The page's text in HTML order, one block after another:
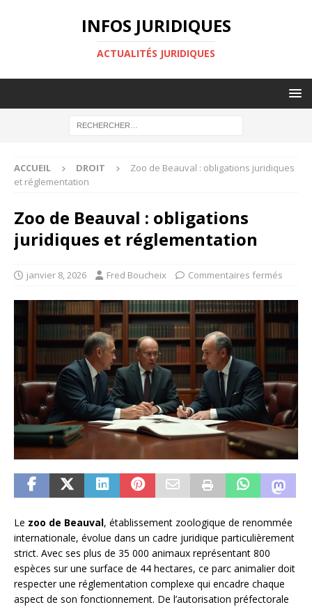
INFOS JURIDIQUES
ACTUALITÉS JURIDIQUES
ACCUEIL DROIT
Zoo de Beauval : obligations juridiques
et réglementation
Zoo de Beauval : obligations
juridiques et réglementation
janvier 8, 2026 Fred Boucheix Commentaires fermés
Le zoo de Beauval, établissement zoologique de renommée
internationale, évolue dans un cadre juridique particulièrement
strict. Avec ses plus de 35 000 animaux représentant 800
espèces sur une surface de 44 hectares, ce parc animalier doit
respecter une réglementation complexe qui encadre chaque
aspect de son fonctionnement. De l’autorisation préfectorale